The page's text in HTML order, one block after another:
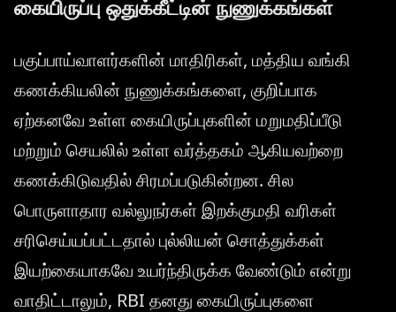
கையிருப்பு ஒதுக்கீட்டின் நுணுக்கங்கள்
பகுப்பாய்வாளர்களின் மாதிரிகள், மத்திய வங்கி
கணக்கியலின் நுணுக்கங்களை, குறிப்பாக
ஏற்கனவே உள்ள கையிருப்புகளின் மறுமதிப்பீடு
மற்றும் செயலில் உள்ள வர்த்தகம் ஆகியவற்றை
கணக்கிடுவதில் சிரமப்படுகின்றன. சில
பொருளாதார வல்லுநர்கள் இறக்குமதி வரிகள்
சரிசெய்யப்பட்டதால் புல்லியன் சொத்துக்கள்
இயற்கையாகவே உயர்ந்திருக்க வேண்டும் என்று
வாதிட்டாலும், RBI தனது கையிருப்புகளை